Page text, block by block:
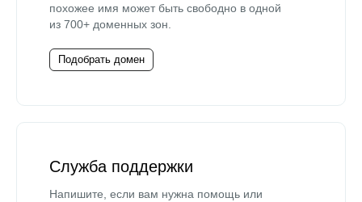
похожее имя может быть свободно в одной
из 700+ доменных зон.
Подобрать домен
Служба поддержки
Напишите, если вам нужна помощь или